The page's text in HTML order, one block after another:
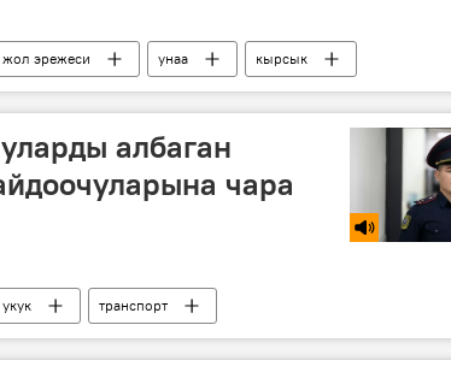
жол эрежеси унаа
кырсык
албаган
чара
укук транспорт